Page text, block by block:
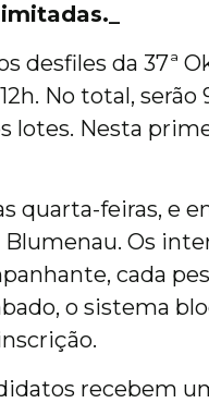
desfiles da 37ª
No total, serão
lotes. Nesta
quarta-feiras, e
Os
cada
o sistema
recebem